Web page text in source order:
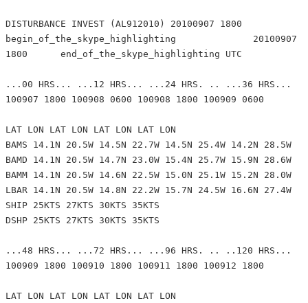
DISTURBANCE INVEST (AL912010) 20100907 1800
begin_of_the_skype_highlighting 20100907
1800 end_of_the_skype_highlighting UTC
...00 HRS... ...12 HRS... ...24 HRS. .. ...36 HRS...
100907 1800 100908 0600 100908 1800 100909 0600
LAT LON LAT LON LAT LON LAT LON
BAMS 14.1N 20.5W 14.5N 22.7W 14.5N 25.4W 14.2N 28.5W
BAMD 14.1N 20.5W 14.7N 23.0W 15.4N 25.7W 15.9N 28.6W
BAMM 14.1N 20.5W 14.6N 22.5W 15.0N 25.1W 15.2N 28.0W
LBAR 14.1N 20.5W 14.8N 22.2W 15.7N 24.5W 16.6N 27.4W
SHIP 25KTS 27KTS 30KTS 35KTS
DSHP 25KTS 27KTS 30KTS 35KTS
...48 HRS... ...72 HRS... ...96 HRS. .. ..120 HRS...
100909 1800 100910 1800 100911 1800 100912 1800
LAT LON LAT LON LAT LON LAT LON